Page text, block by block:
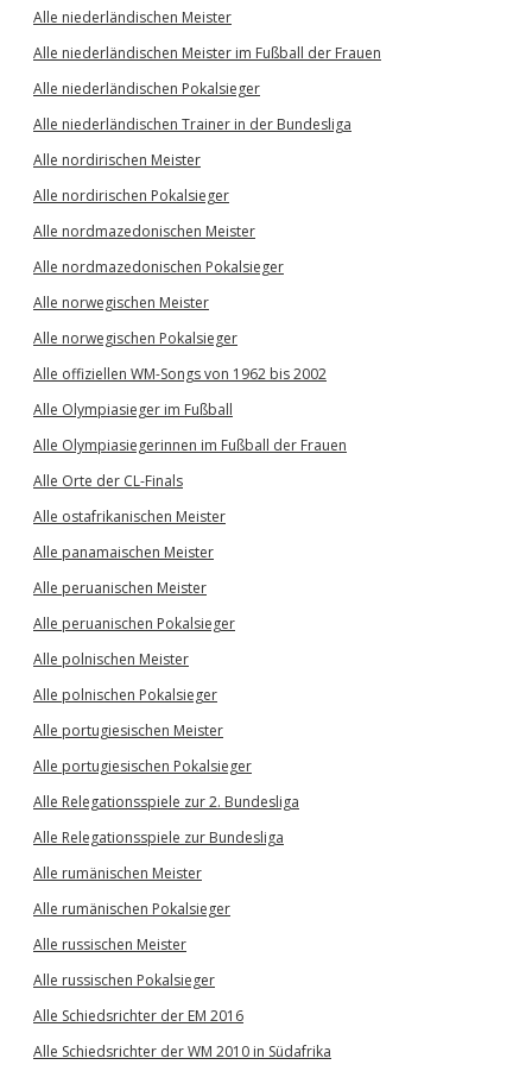
Alle niederländischen Meister
Alle niederländischen Meister im Fußball der Frauen
Alle niederländischen Pokalsieger
Alle niederländischen Trainer in der Bundesliga
Alle nordirischen Meister
Alle nordirischen Pokalsieger
Alle nordmazedonischen Meister
Alle nordmazedonischen Pokalsieger
Alle norwegischen Meister
Alle norwegischen Pokalsieger
Alle offiziellen WM-Songs von 1962 bis 2002
Alle Olympiasieger im Fußball
Alle Olympiasiegerinnen im Fußball der Frauen
Alle Orte der CL-Finals
Alle ostafrikanischen Meister
Alle panamaischen Meister
Alle peruanischen Meister
Alle peruanischen Pokalsieger
Alle polnischen Meister
Alle polnischen Pokalsieger
Alle portugiesischen Meister
Alle portugiesischen Pokalsieger
Alle Relegationsspiele zur 2. Bundesliga
Alle Relegationsspiele zur Bundesliga
Alle rumänischen Meister
Alle rumänischen Pokalsieger
Alle russischen Meister
Alle russischen Pokalsieger
Alle Schiedsrichter der EM 2016
Alle Schiedsrichter der WM 2010 in Südafrika